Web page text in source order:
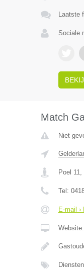
Laatste
Sociale
Match
Niet
Poel 11,
Tel:
E-mail
Website: